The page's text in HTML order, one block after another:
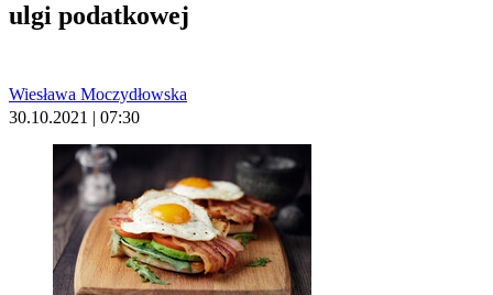
ulgi podatkowej
Wiesława Moczydłowska
30.10.2021 | 07:30